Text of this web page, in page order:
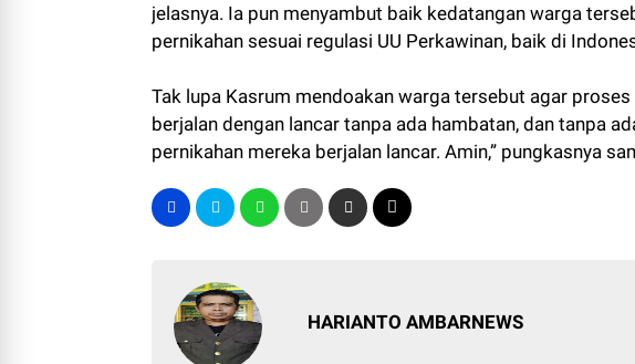
jelasnya. Ia pun menyambut baik kedatangan warga
pernikahan sesuai regulasi UU Perkawinan, baik di
Tak lupa Kasrum mendoakan warga tersebut agar
berjalan dengan lancar tanpa ada hambatan, dan tanpa
pernikahan mereka berjalan lancar. Amin,” pungkasnya
HARIANTO AMBARNEWS